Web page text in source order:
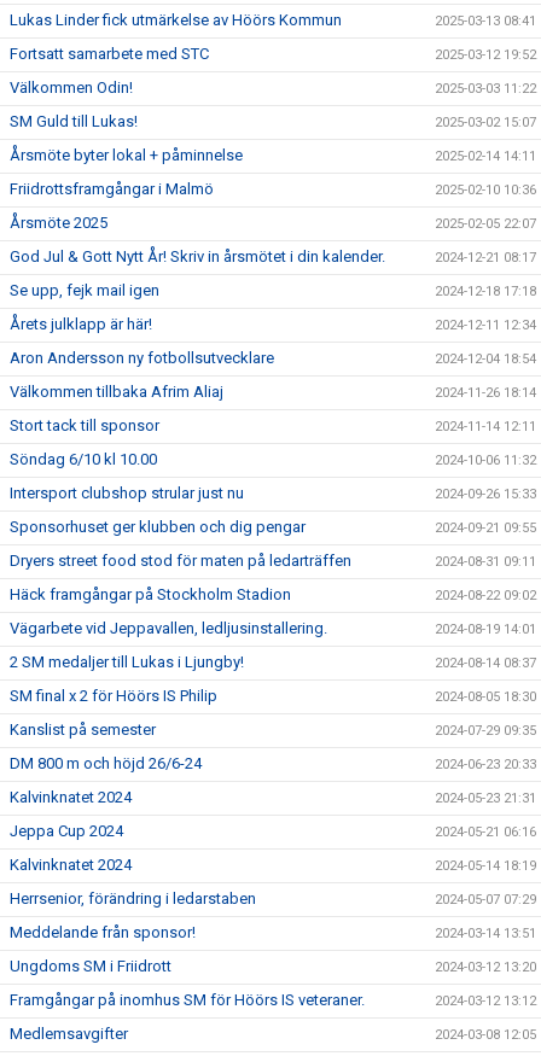
Lukas Linder fick utmärkelse av Höörs Kommun 2025-03-13 08:41
Fortsatt samarbete med STC 2025-03-12 19:52
Välkommen Odin! 2025-03-03 11:22
SM Guld till Lukas! 2025-03-02 15:07
Årsmöte byter lokal + påminnelse 2025-02-14 14:11
Friidrottsframgångar i Malmö 2025-02-10 10:36
Årsmöte 2025 2025-02-05 22:07
God Jul & Gott Nytt År! Skriv in årsmötet i din kalender. 2024-12-21 08:17
Se upp, fejk mail igen 2024-12-18 17:18
Årets julklapp är här! 2024-12-11 12:34
Aron Andersson ny fotbollsutvecklare 2024-12-04 18:54
Välkommen tillbaka Afrim Aliaj 2024-11-26 18:14
Stort tack till sponsor 2024-11-14 12:11
Söndag 6/10 kl 10.00 2024-10-06 11:32
Intersport clubshop strular just nu 2024-09-26 15:33
Sponsorhuset ger klubben och dig pengar 2024-09-21 09:55
Dryers street food stod för maten på ledarträffen 2024-08-31 09:11
Häck framgångar på Stockholm Stadion 2024-08-22 09:02
Vägarbete vid Jeppavallen, ledljusinstallering. 2024-08-19 14:01
2 SM medaljer till Lukas i Ljungby! 2024-08-14 08:37
SM final x 2 för Höörs IS Philip 2024-08-05 18:30
Kanslist på semester 2024-07-29 09:35
DM 800 m och höjd 26/6-24 2024-06-23 20:33
Kalvinknatet 2024 2024-05-23 21:31
Jeppa Cup 2024 2024-05-21 06:16
Kalvinknatet 2024 2024-05-14 18:19
Herrsenior, förändring i ledarstaben 2024-05-07 07:29
Meddelande från sponsor! 2024-03-14 13:51
Ungdoms SM i Friidrott 2024-03-12 13:20
Framgångar på inomhus SM för Höörs IS veteraner. 2024-03-12 13:12
Medlemsavgifter 2024-03-08 12:05